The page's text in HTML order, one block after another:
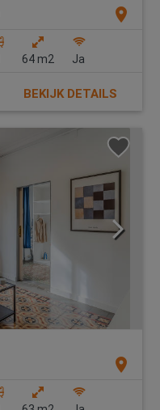
location_on
64 m2
Ja
BEKIJK DETAILS
location_on